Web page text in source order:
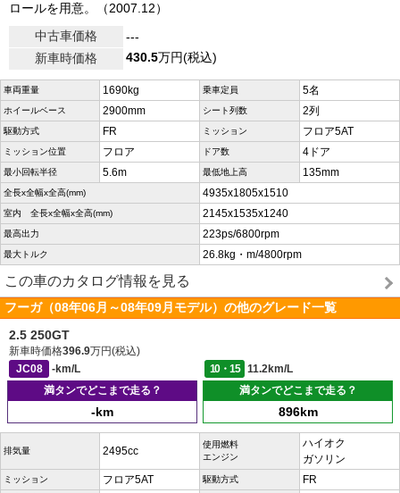
ロールを用意。（2007.12）
中古車価格
---
新車時価格
430.5万円(税込)
車両重量 1690kg 乗車定員 5名
ホイールベース 2900mm シート列数 2列
駆動方式 FR ミッション フロア5AT
ミッション位置 フロア ドア数 4ドア
最小回転半径 5.6m 最低地上高 135mm
全長x全幅x全高(mm) 4935x1805x1510
室内 全長x全幅x全高(mm) 2145x1535x1240
最高出力 223ps/6800rpm
最大トルク 26.8kg・m/4800rpm
この車のカタログ情報を見る
フーガ（08年06月～08年09月モデル）の他のグレード一覧
2.5 250GT
新車時価格396.9万円(税込)
JC08
-km/L 10・15
11.2km/L
満タンでどこまで走る？
-km
満タンでどこまで走る？
896km
排気量 2495cc
使用燃料
エンジン
ハイオク
ガソリン
ミッション フロア5AT 駆動方式 FR